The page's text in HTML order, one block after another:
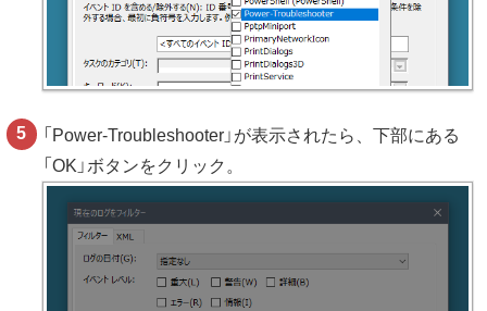
「Power-Troubleshooter」が表示されたら、下部にある
「OK」ボタンをクリック。